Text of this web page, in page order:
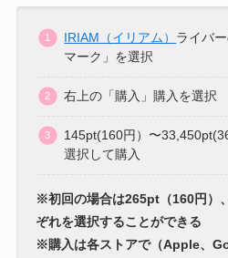
IRIAM（イリアム） ライバ
マーク」を選択
右上の「購入」購入を選択
145pt(160円）〜
選択して購入
※初回の場合は265pt（160円）
ぞれを選択することができる
※購入は各ストアで（Apple、